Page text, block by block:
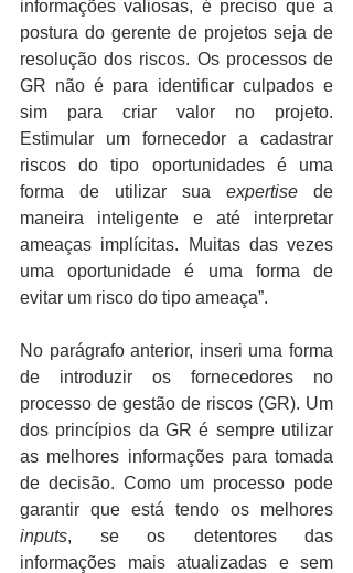
informações valiosas, é preciso que a
postura do gerente de projetos seja de
resolução dos riscos. Os processos de
GR não é para identificar culpados e
sim para criar valor no projeto.
Estimular um fornecedor a cadastrar
riscos do tipo oportunidades é uma
forma de utilizar sua expertise de
maneira inteligente e até interpretar
ameaças implícitas. Muitas das vezes
uma oportunidade é uma forma de
evitar um risco do tipo ameaça”.
No parágrafo anterior, inseri uma forma
de introduzir os fornecedores no
processo de gestão de riscos (GR). Um
dos princípios da GR é sempre utilizar
as melhores informações para tomada
de decisão. Como um processo pode
inputs, se os detentores das
informações mais atualizadas e sem